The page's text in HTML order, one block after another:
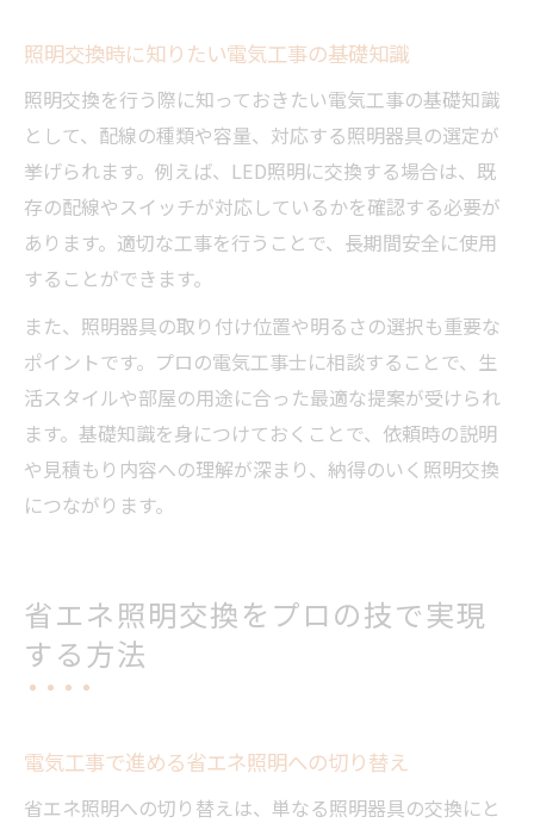
照明交換時に知りたい電気工事の基礎知識
照明交換を行う際に知っておきたい電気工事の基礎知識
として、配線の種類や容量、対応する照明器具の選定が
挙げられます。例えば、LED照明に交換する場合は、既
存の配線やスイッチが対応しているかを確認する必要が
あります。適切な工事を行うことで、長期間安全に使用
することができます。
また、照明器具の取り付け位置や明るさの選択も重要な
ポイントです。プロの電気工事士に相談することで、生
活スタイルや部屋の用途に合った最適な提案が受けられ
ます。基礎知識を身につけておくことで、依頼時の説明
や見積もり内容への理解が深まり、納得のいく照明交換
につながります。
省エネ照明交換をプロの技で実現
する方法
電気工事で進める省エネ照明への切り替え
省エネ照明への切り替えは、単なる照明器具の交換にと